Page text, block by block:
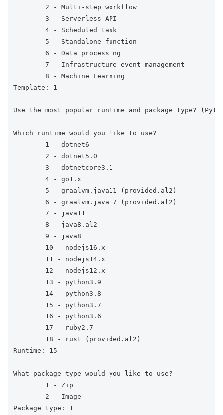
        2 - Multi-step workflow
        3 - Serverless API
        4 - Scheduled task
        5 - Standalone function
        6 - Data processing
        7 - Infrastructure event management
        8 - Machine Learning
Template: 1
Use the most popular runtime and package type?
Which runtime would you like to use?
        1 - dotnet6
        2 - dotnet5.0
        3 - dotnetcore3.1
        4 - go1.x
        5 - graalvm.java11 (provided.al2)
        6 - graalvm.java17 (provided.al2)
        7 - java11
        8 - java8.al2
        9 - java8
        10 - nodejs16.x
        11 - nodejs14.x
        12 - nodejs12.x
        13 - python3.9
        14 - python3.8
        15 - python3.7
        16 - python3.6
        17 - ruby2.7
        18 - rust (provided.al2)
Runtime: 15
What package type would you like to use?
        1 - Zip
        2 - Image
Package type: 1